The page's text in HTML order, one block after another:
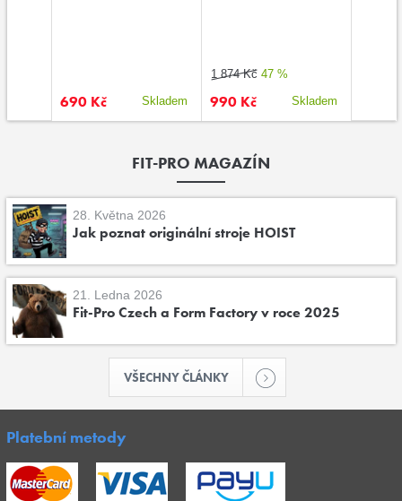
690 Kč Skladem
1 874 Kč 47 %
990 Kč Skladem
FIT-PRO MAGAZÍN
28. Května 2026
Jak poznat originální stroje HOIST
21. Ledna 2026
Fit-Pro Czech a Form Factory v roce 2025
VŠECHNY ČLÁNKY
Platební metody